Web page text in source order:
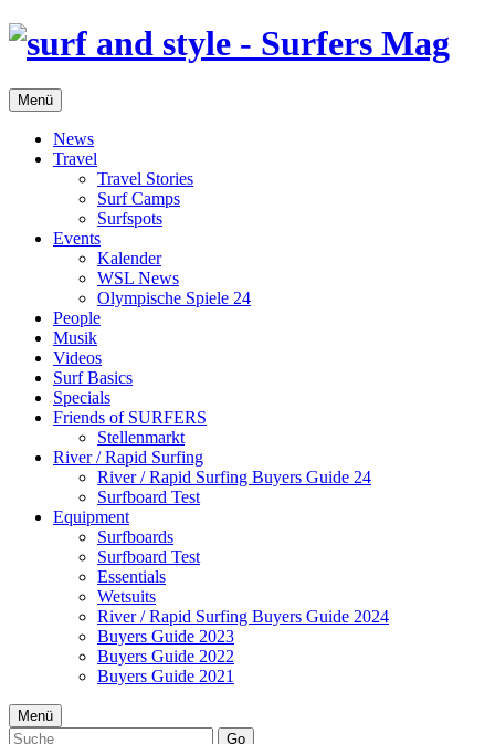
Menü
News
Travel
Travel Stories
Surf Camps
Surfspots
Events
Kalender
WSL News
Olympische Spiele 24
People
Musik
Videos
Surf Basics
Specials
Friends of SURFERS
Stellenmarkt
River / Rapid Surfing
River / Rapid Surfing Buyers Guide 24
Surfboard Test
Equipment
Surfboards
Surfboard Test
Essentials
Wetsuits
River / Rapid Surfing Buyers Guide 2024
Buyers Guide 2023
Buyers Guide 2022
Buyers Guide 2021
Menü
Go